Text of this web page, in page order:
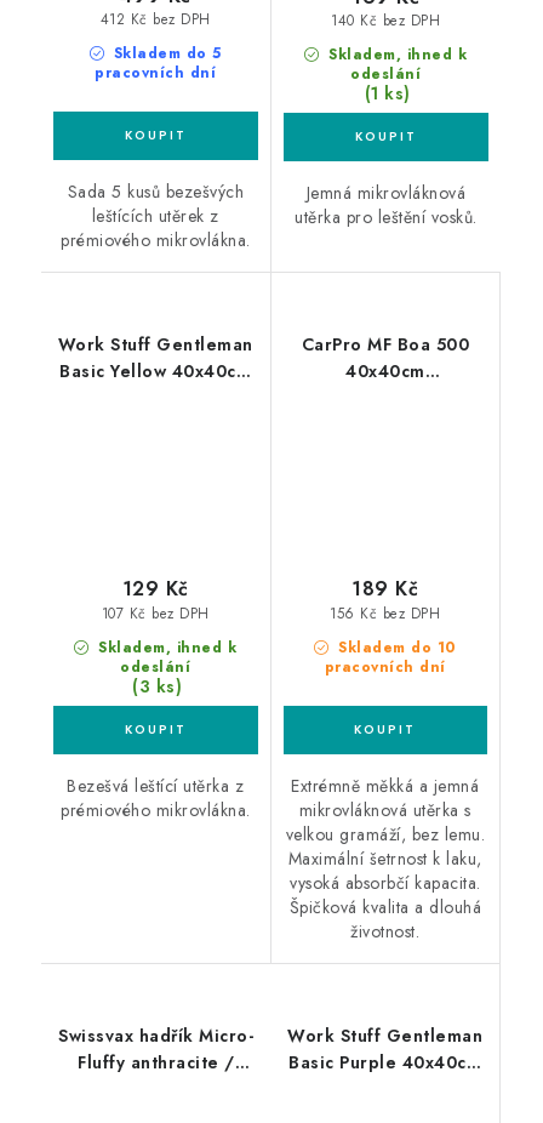
Skladem do 5
pracovních dní
412 Kč bez DPH
Sada 5 kusů bezešvých
leštících utěrek z
prémiového mikrovlákna.
Skladem, ihned k
odeslání
(1 ks)
140 Kč bez DPH
Jemná mikrovláknová
utěrka pro leštění vosků.
Work Stuff Gentleman
Basic Yellow 40x40cm
Skladem, ihned k
odeslání
(3 ks)
107 Kč bez DPH
129 Kč
Bezešvá leštící utěrka z
prémiového mikrovlákna.
CarPro MF Boa 500
40x40cm
Skladem do 10
pracovních dní
156 Kč bez DPH
189 Kč
Extrémně měkká a jemná
mikrovláknová utěrka s
velkou gramáží, bez lemu.
Maximální šetrnost k laku,
vysoká absorbčí kapacita.
Špičková kvalita a dlouhá
životnost.
Swissvax hadřík Micro-
Fluffy anthracite /
Work Stuff Gentleman
Basic Purple 40x40cm